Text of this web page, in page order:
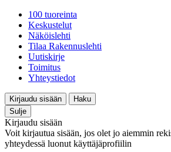
100 tuoreinta
Keskustelut
Näköislehti
Tilaa Rakennuslehti
Uutiskirje
Toimitus
Yhteystiedot
Kirjaudu sisään
Haku
Sulje
Kirjaudu sisään
Voit kirjautua sisään, jos olet jo aiemmin
yhteydessä luonut käyttäjäprofiilin